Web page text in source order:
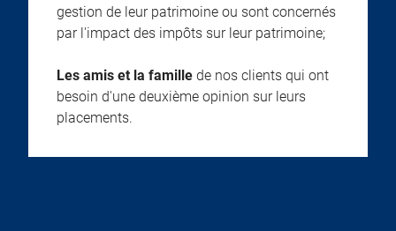
gestion de leur patrimoine ou sont concernés
par l'impact des impôts sur leur patrimoine;
Les amis et la famille de nos clients qui ont
besoin d'une deuxième opinion sur leurs
placements.